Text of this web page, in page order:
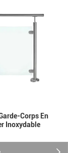
Corps En
Inoxydable